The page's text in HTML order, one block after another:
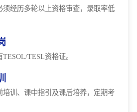
须经历多轮以上资格审查，录取率低
TESL资格证。
培训、课中指引及课后培养，定期考